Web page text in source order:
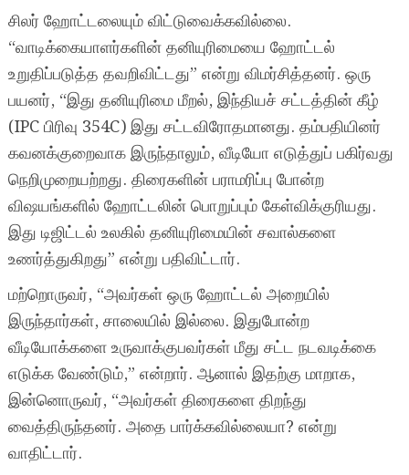
சிலர் ஹோட்டலையும் விட்டுவைக்கவில்லை.
“வாடிக்கையாளர்களின் தனியுரிமையை ஹோட்டல்
உறுதிப்படுத்த தவறிவிட்டது” என்று விமர்சித்தனர். ஒரு
பயனர், “இது தனியுரிமை மீறல், இந்தியச் சட்டத்தின் கீழ்
(IPC பிரிவு 354C) இது சட்டவிரோதமானது. தம்பதியினர்
கவனக்குறைவாக இருந்தாலும், வீடியோ எடுத்துப் பகிர்வது
நெறிமுறையற்றது. திரைகளின் பராமரிப்பு போன்ற
விஷயங்களில் ஹோட்டலின் பொறுப்பும் கேள்விக்குரியது.
இது டிஜிட்டல் உலகில் தனியுரிமையின் சவால்களை
உணர்த்துகிறது” என்று பதிவிட்டார்.
மற்றொருவர், “அவர்கள் ஒரு ஹோட்டல் அறையில்
இருந்தார்கள், சாலையில் இல்லை. இதுபோன்ற
வீடியோக்களை உருவாக்குபவர்கள் மீது சட்ட நடவடிக்கை
எடுக்க வேண்டும்,” என்றார். ஆனால் இதற்கு மாறாக,
இன்னொருவர், “அவர்கள் திரைகளை திறந்து
வைத்திருந்தனர். அதை பார்க்கவில்லையா? என்று
வாதிட்டார்.